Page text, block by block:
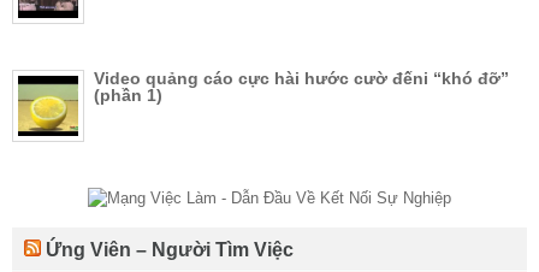
Video quảng cáo cực hài hước cườ đếni “khó đỡ”
(phần 1)
Ứng Viên – Người Tìm Việc